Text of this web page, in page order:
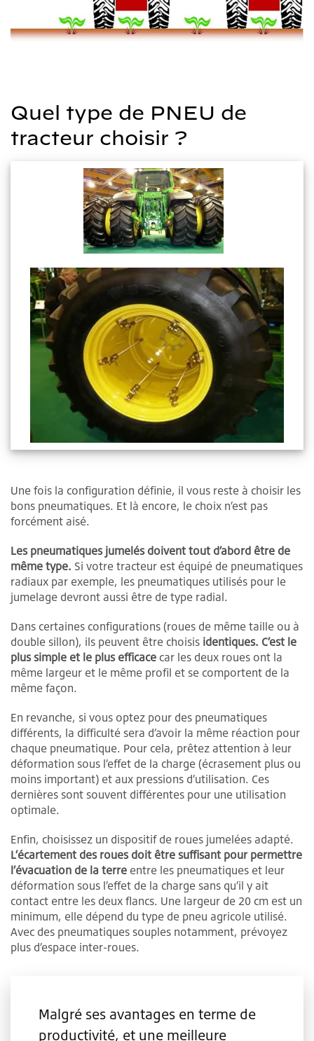
Quel type de PNEU de
tracteur choisir ?
Une fois la configuration définie, il vous reste à choisir les
bons pneumatiques. Et là encore, le choix n’est pas
forcément aisé.
Les pneumatiques jumelés doivent tout d’abord être de
même type. Si votre tracteur est équipé de pneumatiques
radiaux par exemple, les pneumatiques utilisés pour le
jumelage devront aussi être de type radial.
Dans certaines configurations (roues de même taille ou à
double sillon), ils peuvent être choisis identiques. C’est le
plus simple et le plus efficace car les deux roues ont la
même largeur et le même profil et se comportent de la
même façon.
En revanche, si vous optez pour des pneumatiques
différents, la difficulté sera d’avoir la même réaction pour
chaque pneumatique. Pour cela, prêtez attention à leur
déformation sous l’effet de la charge (écrasement plus ou
moins important) et aux pressions d’utilisation. Ces
dernières sont souvent différentes pour une utilisation
optimale.
Enfin, choisissez un dispositif de roues jumelées adapté.
L’écartement des roues doit être suffisant pour permettre
l’évacuation de la terre entre les pneumatiques et leur
déformation sous l’effet de la charge sans qu’il y ait
contact entre les deux flancs. Une largeur de 20 cm est un
minimum, elle dépend du type de pneu agricole utilisé.
Avec des pneumatiques souples notamment, prévoyez
plus d’espace inter-roues.
Malgré ses avantages en terme de
productivité, et une meilleure